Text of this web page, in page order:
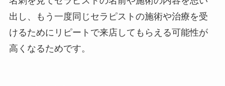
出し、もう一度同じセラピストの施術や治療を受
けるためにリピートで来店してもらえる可能性が
高くなるためです。